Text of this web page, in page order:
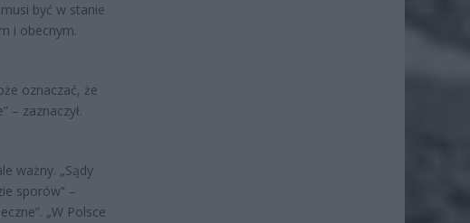
być w stanie
i obecnym.
oznaczać, że
– zaznaczył.
ważny. „Sądy
sporów” –
„W Polsce